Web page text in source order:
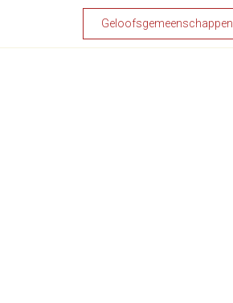
Geloofsgemeenschappen